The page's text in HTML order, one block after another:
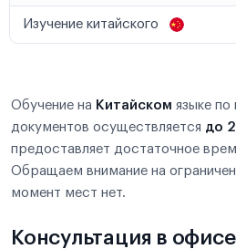
Изучение китайского
Обучение на Китайском языке
документов осуществляется до
предоставляет достаточное
Обращаем внимание на
момент мест нет.
Консультация в офисе